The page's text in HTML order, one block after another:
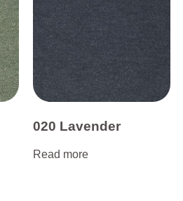
020 Lavender
Read more